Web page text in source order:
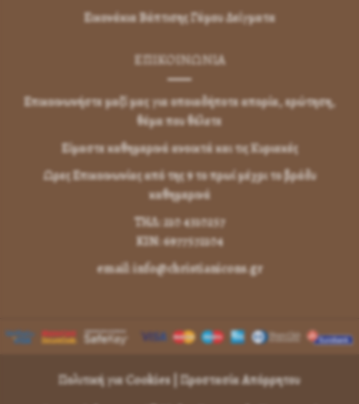
Εικονάκια Βάπτισης Γάμου Δείγματα
ΕΠΙΚΟΙΝΩΝΊΑ
Επικοινωνήστε μαζί μας για οποιαδήποτε απορία, ερώτηση,
θέμα που θέλετε
Είμαστε καθημερινά ανοικτά και τις Κυριακές
Ωρες Επικοινωνίας από της 9 το πρωί μέχρι το βράδυ
καθημερινά
ΤΗΛ: 210 4310257
KIN: 6977572104
email: info@christianicons.gr
Πολιτική για Cookies Προστασία Απόρρητου